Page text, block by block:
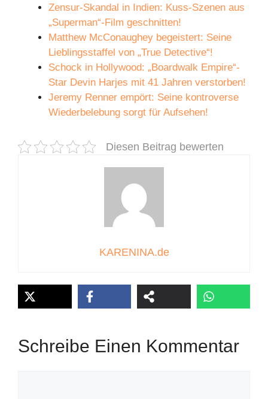
Zensur-Skandal in Indien: Kuss-Szenen aus
„Superman“-Film geschnitten!
Matthew McConaughey begeistert: Seine
Lieblingsstaffel von „True Detective“!
Schock in Hollywood: „Boardwalk Empire“-
Star Devin Harjes mit 41 Jahren verstorben!
Jeremy Renner empört: Seine kontroverse
Wiederbelebung sorgt für Aufsehen!
Diesen Beitrag bewerten
KARENINA.de
Schreibe Einen Kommentar